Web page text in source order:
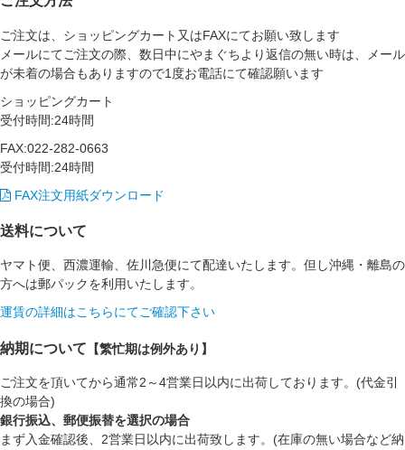
ご注文は、ショッピングカート又はFAXにてお願い致します
メールにてご注文の際、数日中にやまぐちより返信の無い時は、メール
が未着の場合もありますので1度お電話にて確認願います
ショッピングカート
受付時間:24時間
FAX:022-282-0663
受付時間:24時間
FAX注文用紙ダウンロード
送料について
ヤマト便、西濃運輸、佐川急便にて配達いたします。但し沖縄・離島の
方へは郵パックを利用いたします。
運賃の詳細はこちらにてご確認下さい
納期について 【繁忙期は例外あり】
ご注文を頂いてから通常2～4営業日以内に出荷しております。(代金引
換の場合)
銀行振込、郵便振替を選択の場合
まず入金確認後、2営業日以内に出荷致します。(在庫の無い場合など納